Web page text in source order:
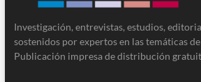
Investigación, entrevistas, estudios,
sostenidos por expertos en las temáticas
Publicación impresa de distribución